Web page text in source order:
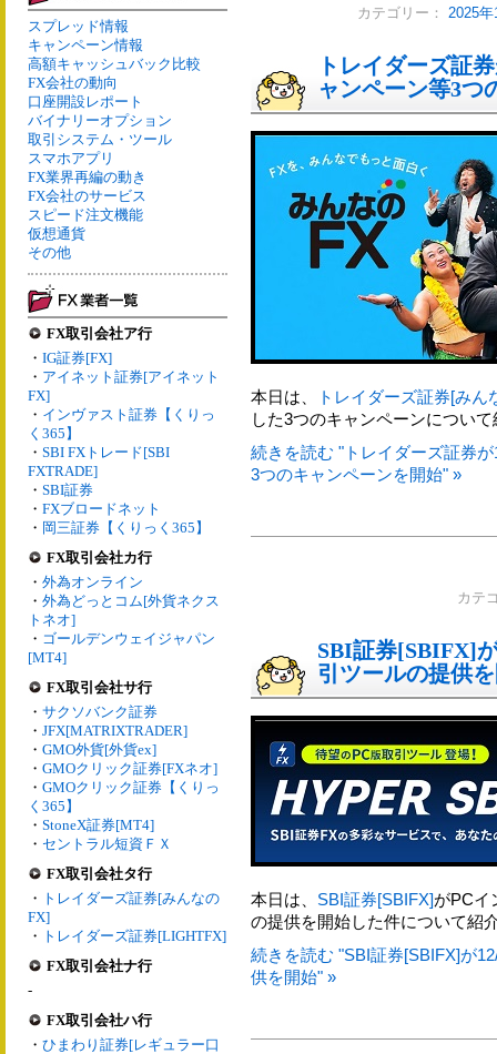
スプレッド情報
キャンペーン情報
高額キャッシュバック比較
FX会社の動向
口座開設レポート
バイナリーオプション
取引システム・ツール
スマホアプリ
FX業界再編の動き
FX会社のサービス
スピード注文機能
仮想通貨
その他
FX取引会社ア行
・ IG証券[FX]
・ アイネット証券[アイネット
FX]
・ インヴァスト証券【くりっ
く365】
・ SBI FXトレード[SBI
FXTRADE]
・ SBI証券
・ FXブロードネット
・ 岡三証券【くりっく365】
FX取引会社カ行
・ 外為オンライン
・ 外為どっとコム[外貨ネクス
トネオ]
・ ゴールデンウェイジャパン
[MT4]
FX取引会社サ行
・ サクソバンク証券
・ JFX[MATRIXTRADER]
・ GMO外貨[外貨ex]
・ GMOクリック証券[FXネオ]
・ GMOクリック証券【くりっ
く365】
・ StoneX証券[MT4]
・ セントラル短資ＦＸ
FX取引会社タ行
・ トレイダーズ証券[みんなの
FX]
・ トレイダーズ証券[LIGHTFX]
FX取引会社ナ行
-
FX取引会社ハ行
・ ひまわり証券[レギュラー口
カテゴリー： 2025
トレイダーズ証
ャンペーン等3つ
本日は、
トレイダーズ証券[みん
した3つのキャンペーンについ
続きを読む "トレイダーズ証券
3つのキャンペーンを開始" »
カテ
SBI証券[SBIFX]
引ツールの提供
本日は、 SBI証券[SBIFX]がPCイ
の提供を開始した件について紹
続きを読む "SBI証券[SBIFX]が
供を開始" »